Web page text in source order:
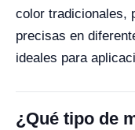
color tradicionales,
precisas en
ideales para
¿Qué tipo de